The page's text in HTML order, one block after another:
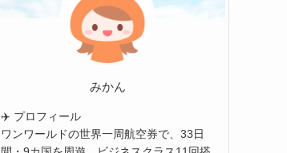
みかん
✈️ プロフィール
ワンワールドの世界一周航空券で、33日